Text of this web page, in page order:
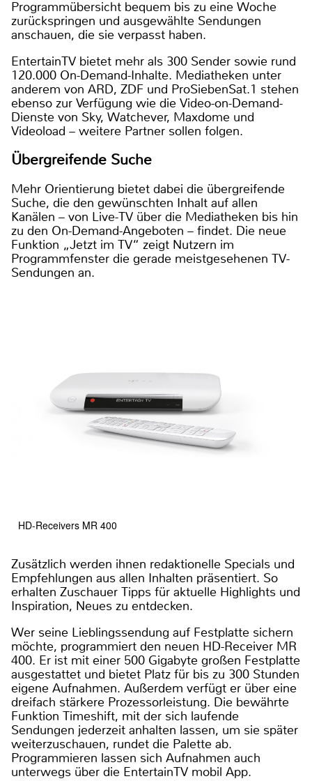
Programmübersicht bequem bis zu eine Woche
zurückspringen und ausgewählte Sendungen
anschauen, die sie verpasst haben.
EntertainTV bietet mehr als 300 Sender sowie rund
120.000 On-Demand-Inhalte. Mediatheken unter
anderem von ARD, ZDF und ProSiebenSat.1 stehen
ebenso zur Verfügung wie die Video-on-Demand-
Dienste von Sky, Watchever, Maxdome und
Videoload – weitere Partner sollen folgen.
Übergreifende Suche
Mehr Orientierung bietet dabei die übergreifende
Suche, die den gewünschten Inhalt auf allen
Kanälen – von Live-TV über die Mediatheken bis hin
zu den On-Demand-Angeboten – findet. Die neue
Funktion „Jetzt im TV“ zeigt Nutzern im
Programmfenster die gerade meistgesehenen TV-
Sendungen an.
HD-Receivers MR 400
Zusätzlich werden ihnen redaktionelle Specials und
Empfehlungen aus allen Inhalten präsentiert. So
erhalten Zuschauer Tipps für aktuelle Highlights und
Inspiration, Neues zu entdecken.
Wer seine Lieblingssendung auf Festplatte sichern
möchte, programmiert den neuen HD-Receiver MR
400. Er ist mit einer 500 Gigabyte großen Festplatte
ausgestattet und bietet Platz für bis zu 300 Stunden
eigene Aufnahmen. Außerdem verfügt er über eine
dreifach stärkere Prozessorleistung. Die bewährte
Funktion Timeshift, mit der sich laufende
Sendungen jederzeit anhalten lassen, um sie später
weiterzuschauen, rundet die Palette ab.
Programmieren lassen sich Aufnahmen auch
unterwegs über die EntertainTV mobil App.